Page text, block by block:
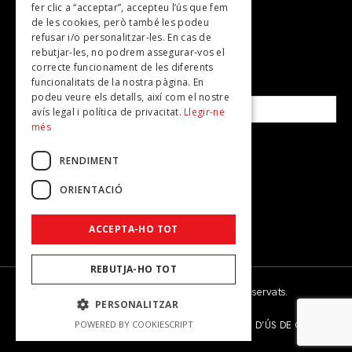
SUBSCRIU-TE A LA NOSTRA NEWSLETTER!
Correu electrònic*
Accepto lapolítica de privacitat
© 2026 - Dona Secret - Tots els drets reservats.
POLÍTICA DE PRIVACITAT POLÍTICA D’ÚS DE COOKIES
fer clic a “acceptar”, accepteu l’ús que fem
de les cookies, però també les podeu
refusar i/o personalitzar-les. En cas de
rebutjar-les, no podrem assegurar-vos el
correcte funcionament de les diferents
funcionalitats de la nostra pàgina. En
podeu veure els detalls, així com el nostre
avís legal i política de privacitat. Llegir-ne
més
RENDIMENT
ORIENTACIÓ
ACCEPTA-HO TOT
REBUTJA-HO TOT
PERSONALITZAR
POWERED BY COOKIESCRIPT